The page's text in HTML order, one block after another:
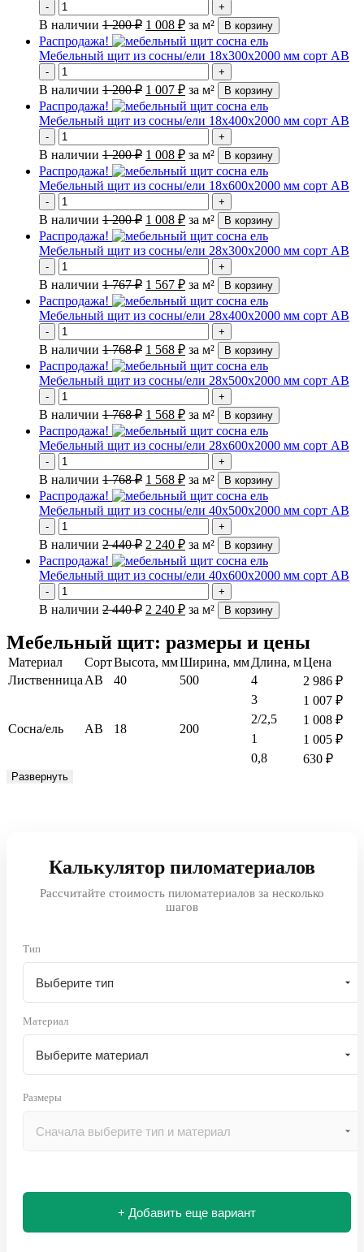
- +
В наличии 1 200₽ 1 008 ₽ за м² В корзину
Распродажа!
Мебельный щит из сосны/ели 18х300х2000 мм сорт АВ
- +
В наличии 1 200₽ 1 007 ₽ за м² В корзину
Распродажа!
Мебельный щит из сосны/ели 18х400х2000 мм сорт АВ
- +
В наличии 1 200₽ 1 008 ₽ за м² В корзину
Распродажа!
Мебельный щит из сосны/ели 18х600х2000 мм сорт АВ
- +
В наличии 1 200₽ 1 008 ₽ за м² В корзину
Распродажа!
Мебельный щит из сосны/ели 28х300х2000 мм сорт АВ
- +
В наличии 1 767₽ 1 567 ₽ за м² В корзину
Распродажа!
Мебельный щит из сосны/ели 28х400х2000 мм сорт АВ
- +
В наличии 1 768₽ 1 568 ₽ за м² В корзину
Распродажа!
Мебельный щит из сосны/ели 28х500х2000 мм сорт АВ
- +
В наличии 1 768₽ 1 568 ₽ за м² В корзину
Распродажа!
Мебельный щит из сосны/ели 28х600х2000 мм сорт АВ
- +
В наличии 1 768₽ 1 568 ₽ за м² В корзину
Распродажа!
Мебельный щит из сосны/ели 40х500х2000 мм сорт АВ
- +
В наличии 2 440₽ 2 240 ₽ за м² В корзину
Распродажа!
Мебельный щит из сосны/ели 40х600х2000 мм сорт АВ
- +
В наличии 2 440₽ 2 240 ₽ за м² В корзину
Мебельный щит: размеры и цены
Материал СортВысота, ммШирина, ммДлина, мЦена
Лиственница АВ 40 500 4 2 986 ₽
Сосна/ель АВ 18 200
3 1 007 ₽
2/2,5
1 008 ₽
1
1 005 ₽
0,8
630 ₽
Развернуть
Калькулятор пиломатериалов
Рассчитайте стоимость пиломатериалов за несколько
шагов
Тип
Материал
Размеры
+ Добавить еще вариант